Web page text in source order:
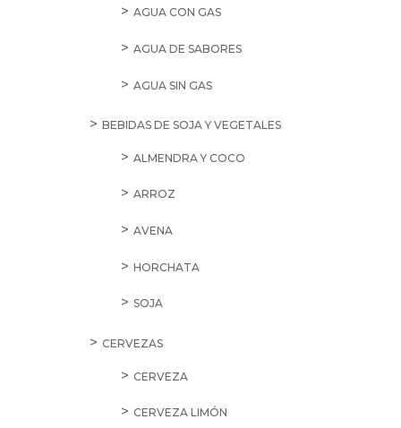
AGUA CON GAS
AGUA DE SABORES
AGUA SIN GAS
BEBIDAS DE SOJA Y VEGETALES
ALMENDRA Y COCO
ARROZ
AVENA
HORCHATA
SOJA
CERVEZAS
CERVEZA
CERVEZA LIMÓN